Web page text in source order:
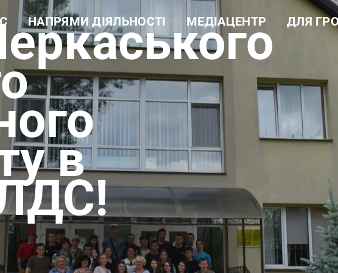
довідка
документи
НАПРЯМИ ДІЯЛЬНОСТІ
Навчальна робота
Науково-дослідна робота
Еколого-просвітницька
діяльність
Лісогосподарська
діяльність
Виробнича діяльність
Рекреаційні послуги та
екомережа
МЕДІАЦЕНТР
Новини
Фотогалерея
Відеогалерея
ДЛЯ
в